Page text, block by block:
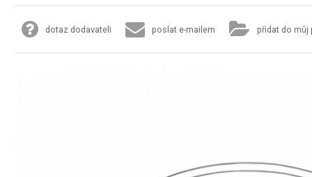
dotaz dodavateli poslat e-mailem přidat do můj